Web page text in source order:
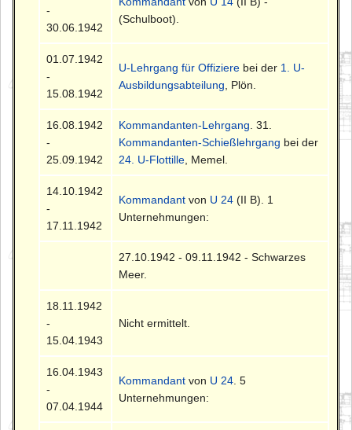
-
30.06.1942
(Schulboot).
01.07.1942
-
15.08.1942
U-Lehrgang für Offiziere bei der 1. U-
Ausbildungsabteilung , Plön.
16.08.1942
-
25.09.1942
Kommandanten-Lehrgang . 31.
Kommandanten-Schießlehrgang bei der
24. U-Flottille , Memel.
14.10.1942
-
17.11.1942
Kommandant von U 24 (II B). 1
Unternehmungen:
27.10.1942 - 09.11.1942 - Schwarzes
Meer.
18.11.1942
-
15.04.1943
Nicht ermittelt.
16.04.1943
-
07.04.1944
Kommandant von U 24 . 5
Unternehmungen: